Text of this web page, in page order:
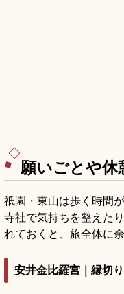
願いごとや休
祇園・東山は歩く時間
寺社で気持ちを整えた
れておくと、旅全体に余
安井金比羅宮｜縁切